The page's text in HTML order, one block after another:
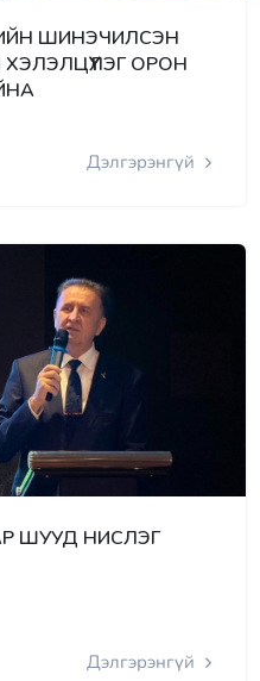
ШИНЭЧИЛСЭН
ОРОН
Дэлгэрэнгүй
ШУУД НИСЛЭГ
Дэлгэрэнгүй